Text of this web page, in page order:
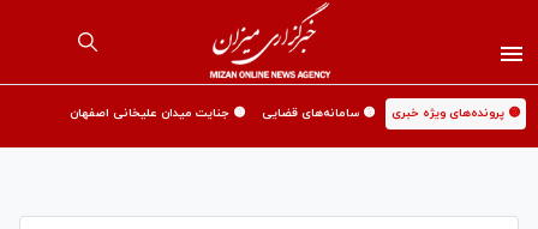
🟡 پرونده‌های ویژه خبری 🟡 سامانه‌های قضایی 🟡 جنایت میدان علیخانی اصفهان